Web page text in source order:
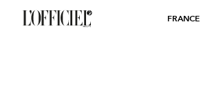
FRANCE